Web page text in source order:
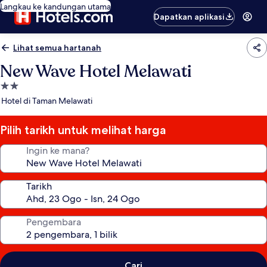
Langkau ke kandungan utama
Dapatkan aplikasi
Lihat semua hartanah
New Wave Hotel Melawati
Hartanah
2.0
Hotel di Taman Melawati
Pilih tarikh untuk melihat harga
Ingin ke mana?
Tarikh
Pengembara